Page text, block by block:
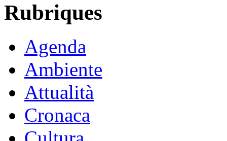
Rubriques
Agenda
Ambiente
Attualità
Cronaca